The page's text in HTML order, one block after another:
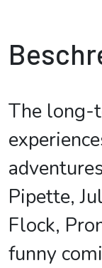
The long-
Pipette,
Flock,
funny